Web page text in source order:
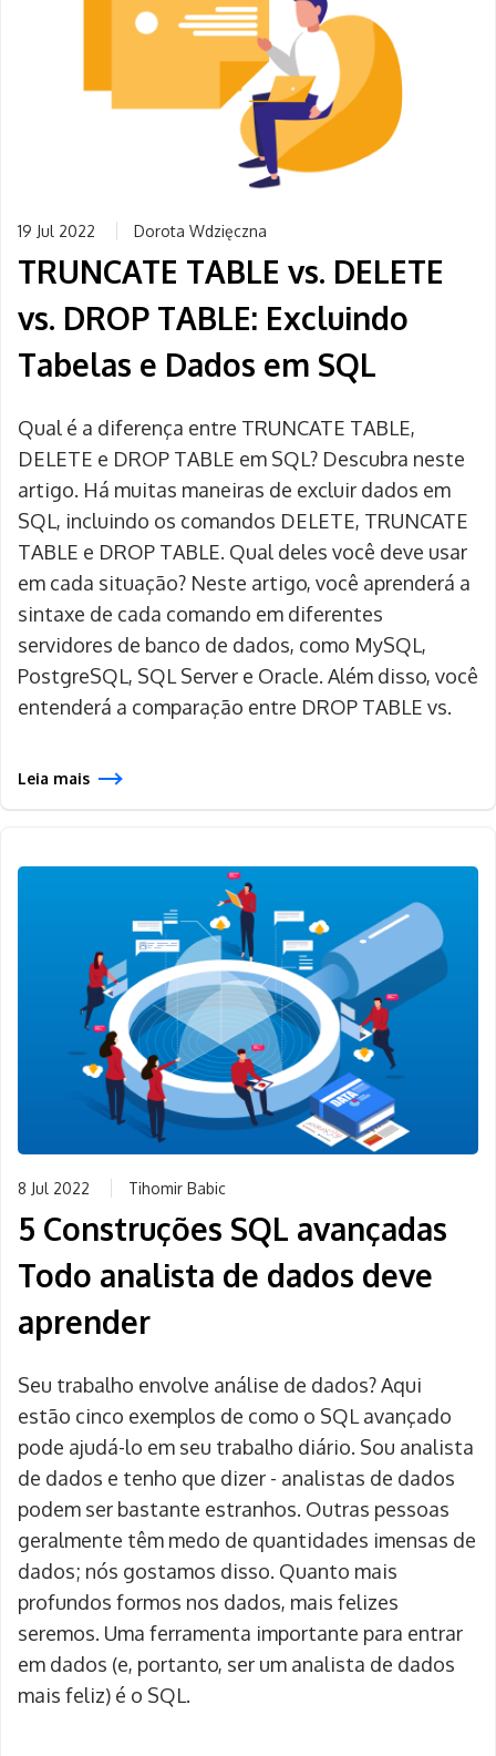
19 Jul 2022 Dorota Wdzięczna
TRUNCATE TABLE vs. DELETE
vs. DROP TABLE: Excluindo
Tabelas e Dados em SQL
Qual é a diferença entre TRUNCATE TABLE,
DELETE e DROP TABLE em SQL? Descubra neste
artigo. Há muitas maneiras de excluir dados em
SQL, incluindo os comandos DELETE, TRUNCATE
TABLE e DROP TABLE. Qual deles você deve usar
em cada situação? Neste artigo, você aprenderá a
sintaxe de cada comando em diferentes
servidores de banco de dados, como MySQL,
PostgreSQL, SQL Server e Oracle. Além disso, você
entenderá a comparação entre DROP TABLE vs.
Leia mais
8 Jul 2022 Tihomir Babic
5 Construções SQL avançadas
Todo analista de dados deve
aprender
Seu trabalho envolve análise de dados? Aqui
estão cinco exemplos de como o SQL avançado
pode ajudá-lo em seu trabalho diário. Sou analista
de dados e tenho que dizer - analistas de dados
podem ser bastante estranhos. Outras pessoas
geralmente têm medo de quantidades imensas de
dados; nós gostamos disso. Quanto mais
profundos formos nos dados, mais felizes
seremos. Uma ferramenta importante para entrar
em dados (e, portanto, ser um analista de dados
mais feliz) é o SQL.